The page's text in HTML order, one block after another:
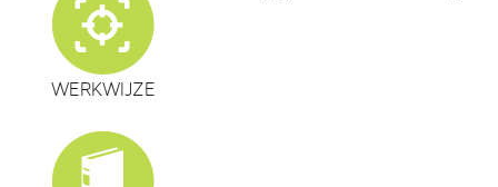
WERKWIJZE